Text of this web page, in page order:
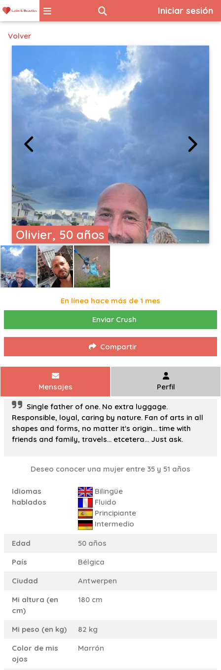
Iniciar sesión
Volver
Olivier, 50 años
En línea hace más de 1 mes
Enviar Crush
Compartir
Mensajes Perfil
Single father of one. No extra luggage.
Responsible, loyal, caring by nature. Fan of arts in all
shapes and forms, no matter it's origin... time with
friends and family, travels... etcetera... Just ask.
Deseo conocer una mujer entre 35 y 51 años
Idiomas
hablados
Bilingüe
Fluido
Principiante
Intermedio
Edad
50 años
País
Bélgica
Ciudad
Antwerpen
Mi altura (en
cm)
180 cm
Mi peso (en kg)
82 kg
Color de mis
ojos
Marrón